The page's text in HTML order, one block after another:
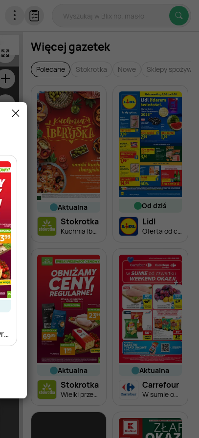
Wielki przewrót cenowy!
Więcej gazetek
Polecane Stokrotka Nowe Sklepy
aktualna
Stokrotka
Kuchnia Iberyjska
od dziś
Lidl
Oferta od czwartku
aktualna
Stokrotka
aktualna
Carrefour